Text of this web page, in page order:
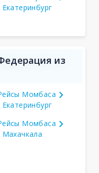
Екатеринбург
из
Момбаса
Екатеринбург
Момбаса
Махачкала